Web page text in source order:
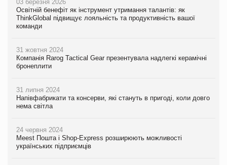
03 березня 2026
Освітній бенефіт як інструмент утримання талантів: як
ThinkGlobal підвищує лояльність та продуктивність вашої
команди
31 жовтня 2024
Компанія Rarog Tactical Gear презентувала надлегкі керамічні
бронеплити
31 липня 2024
Напівфабрикати та консерви, які стануть в пригоді, коли довго
нема світла
24 червня 2024
Meest Пошта і Shop-Express розширюють можливості
українських підприємців